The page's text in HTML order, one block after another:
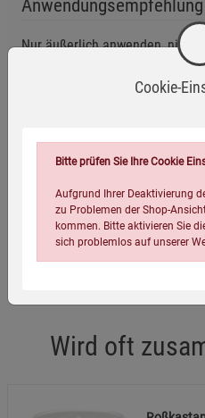
Anwendungsempfehlung
Nur äußerlich anwenden, nicht
aufbewahren, nicht in die
Verpackungsgewicht:
Verpackungsmaße (LxBxH):
Wird oft
Cookie-
Bitte prüfen Sie Ihre Cookie
Aufgrund Ihrer Deaktivierung
zu Problemen der Shop-
kommen. Bitte aktivieren Sie
sich problemlos auf unserer